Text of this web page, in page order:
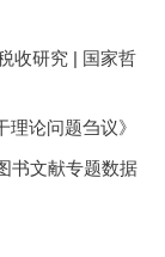
收研究 | 国家哲
论问题刍议》
书文献专题数据